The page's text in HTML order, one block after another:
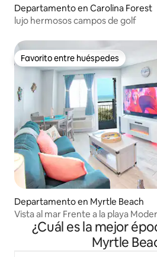
Departamento en Carolina Forest
lujo hermosos campos de golf
Favorito entre huéspedes
Favorito entre huéspedes
Departamento en Myrtle Beach
Vista al mar Frente a la playa
Jacuzzis
¿Cuál es la mejor
Myrtle